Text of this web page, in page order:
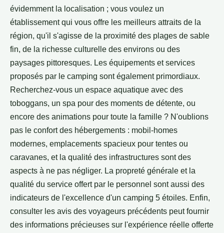
évidemment la localisation ; vous voulez un
établissement qui vous offre les meilleurs attraits de la
région, qu'il s'agisse de la proximité des plages de sable
fin, de la richesse culturelle des environs ou des
paysages pittoresques. Les équipements et services
proposés par le camping sont également primordiaux.
Recherchez-vous un espace aquatique avec des
toboggans, un spa pour des moments de détente, ou
encore des animations pour toute la famille ? N'oublions
pas le confort des hébergements : mobil-homes
modernes, emplacements spacieux pour tentes ou
caravanes, et la qualité des infrastructures sont des
aspects à ne pas négliger. La propreté générale et la
qualité du service offert par le personnel sont aussi des
indicateurs de l'excellence d'un camping 5 étoiles. Enfin,
consulter les avis des voyageurs précédents peut fournir
des informations précieuses sur l'expérience réelle offerte